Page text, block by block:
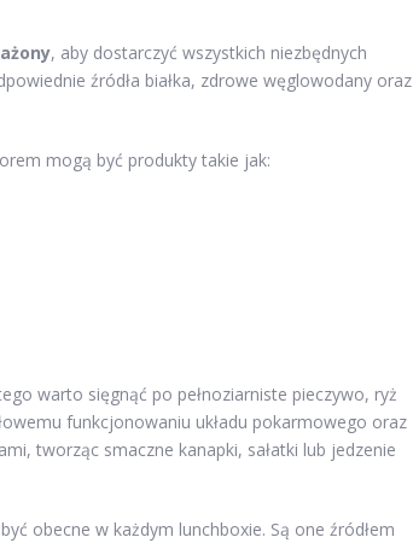
, aby dostarczyć wszystkich niezbędnych
źródła białka, zdrowe węglowodany oraz
mogą być produkty takie jak:
warto sięgnąć po pełnoziarniste pieczywo, ryż
funkcjonowaniu układu pokarmowego oraz
tworząc smaczne kanapki, sałatki lub jedzenie
obecne w każdym lunchboxie. Są one źródłem